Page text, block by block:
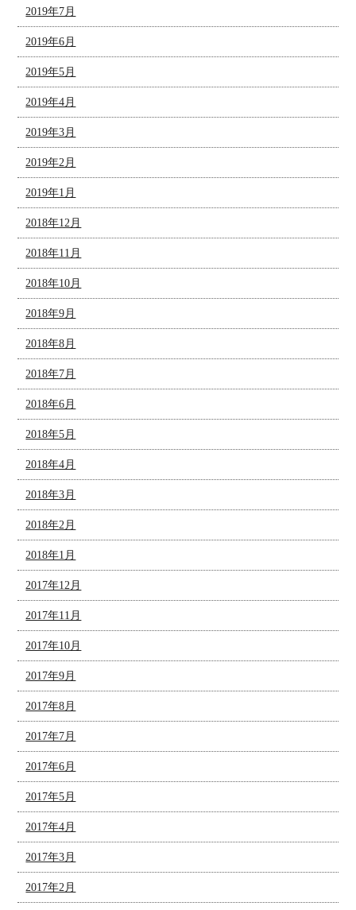
2019年7月
2019年6月
2019年5月
2019年4月
2019年3月
2019年2月
2019年1月
2018年12月
2018年11月
2018年10月
2018年9月
2018年8月
2018年7月
2018年6月
2018年5月
2018年4月
2018年3月
2018年2月
2018年1月
2017年12月
2017年11月
2017年10月
2017年9月
2017年8月
2017年7月
2017年6月
2017年5月
2017年4月
2017年3月
2017年2月